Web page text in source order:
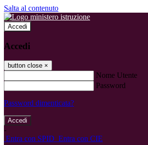
Salta al contenuto
Accedi
Accedi
button close ×
Nome Utente
Password
Password dimenticata?
-
Entra con SPID Entra con CIE